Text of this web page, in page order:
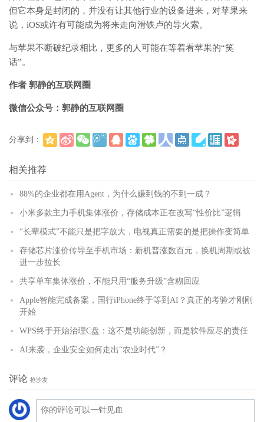
但它本身是封闭的，并没有让其他行业的设备进来，对苹果来
说，iOS或许有可能成为将来走向滑铁卢的导火索。
与苹果不断破纪录相比，更多的人可能在等着看苹果的“笑
话”。
作者 郭静的互联网圈
微信公众号：郭静的互联网圈
分享到：
相关推荐
88%的企业都在用Agent，为什么赚到钱的不到一成？
小米多款主力手机集体涨价，存储成本正在改写“性价比”逻辑
“长辈模式”不能只是把字放大，电视真正需要的是把操作变简单
存储芯片涨价传导至手机市场：新机普涨数百元，换机周期或被
进一步拉长
共享单车集体涨价，不能只用“服务升级”含糊回应
Apple智能完成备案，国行iPhone终于等到AI？真正的考验才刚刚
开始
WPS终于开始治理C盘：这不是功能创新，而是软件应尽的责任
AI来袭，企业安全如何走出“农业时代”？
评论 抢沙发